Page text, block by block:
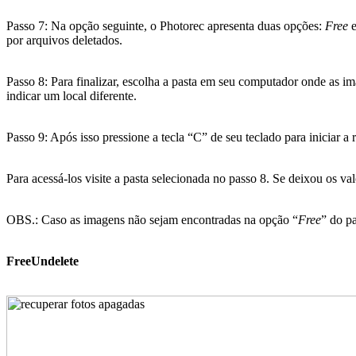
Passo 7: Na opção seguinte, o Photorec apresenta duas opções: Free
por arquivos deletados.
Passo 8: Para finalizar, escolha a pasta em seu computador onde as
indicar um local diferente.
Passo 9: Após isso pressione a tecla “C” de seu teclado para iniciar
Para acessá-los visite a pasta selecionada no passo 8. Se deixou os
OBS.: Caso as imagens não sejam encontradas na opção “Free” do
FreeUndelete